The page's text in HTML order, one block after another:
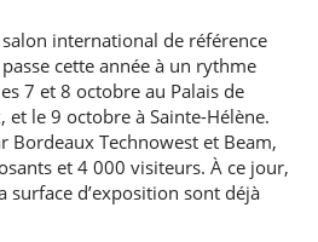
salon international de référence
cette année à un rythme
7 et 8 octobre au Palais de
et le 9 octobre à Sainte-Hélène.
Bordeaux Technowest et Beam,
et 4 000 visiteurs. À ce jour,
surface d’exposition sont déjà